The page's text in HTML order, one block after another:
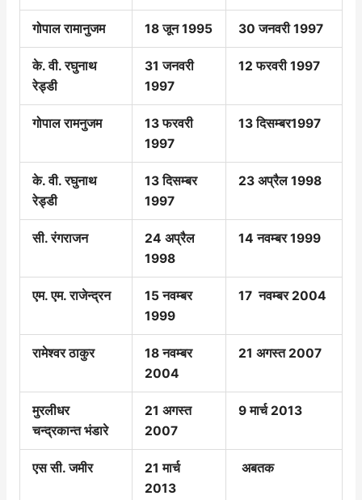
गोपाल रामानुजम 18 जून 1995 30 जनवरी 1997
के. वी. रघुनाथ
रेड्डी
31 जनवरी
1997
12 फरवरी 1997
गोपाल रामनुजम
13 फरवरी
1997
13 दिसम्बर1997
के. वी. रघुनाथ
रेड्डी
13 दिसम्बर
1997
23 अप्रैल 1998
सी. रंगराजन
24 अप्रैल
1998
14 नवम्बर 1999
एम. एम. राजेन्द्रन
15 नवम्बर
1999
17 नवम्बर 2004
रामेश्वर ठाकुर
18 नवम्बर
2004
21 अगस्त 2007
मुरलीधर
चन्द्रकान्त भंडारे
21 अगस्त
2007
9 मार्च 2013
एस सी. जमीर
21 मार्च
2013
अबतक